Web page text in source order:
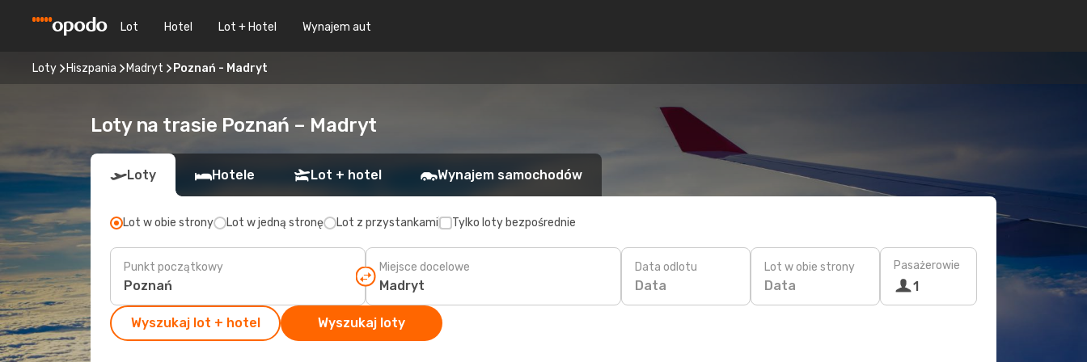
Lot Hotel Lot + Hotel Wynajem aut
Loty Hiszpania Madryt Poznań - Madryt
Loty na trasie Poznań – Madryt
Loty Hotele Lot + hotel Wynajem samochodów
Lot w obie strony Lot w jedną stronę Lot z przystankami Tylko loty bezpośrednie
Punkt początkowy Miejsce docelowe Data odlotu
Data
Lot w obie strony
Data
Pasażerowie
1
Wyszukaj lot + hotel Wyszukaj loty